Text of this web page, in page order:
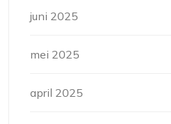
juni 2025
mei 2025
april 2025